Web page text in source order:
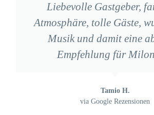
Liebevolle Gastgeber,
Atmosphäre, tolle Gäste,
Musik und damit eine
Empfehlung für
Tamio H.
via Google Rezensionen